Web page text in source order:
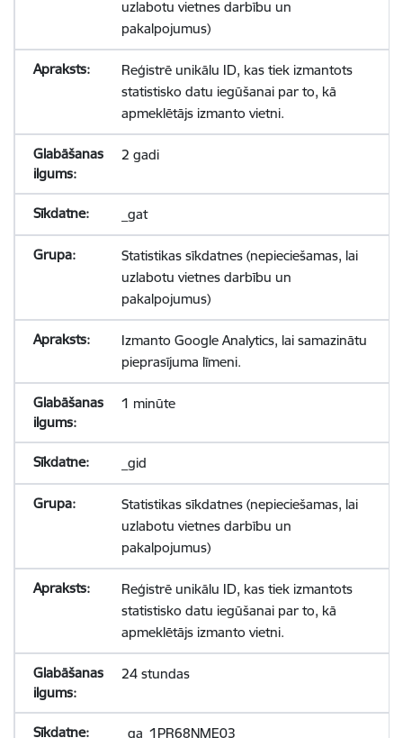
uzlabotu vietnes darbību un
pakalpojumus)
Reģistrē unikālu ID, kas tiek izmantots
statistisko datu iegūšanai par to, kā
apmeklētājs izmanto vietni.
2 gadi
_gat
Statistikas sīkdatnes (nepieciešamas, lai
uzlabotu vietnes darbību un
pakalpojumus)
Izmanto Google Analytics, lai samazinātu
pieprasījuma līmeni.
1 minūte
_gid
Statistikas sīkdatnes (nepieciešamas, lai
uzlabotu vietnes darbību un
pakalpojumus)
Reģistrē unikālu ID, kas tiek izmantots
statistisko datu iegūšanai par to, kā
apmeklētājs izmanto vietni.
24 stundas
_ga_1PR68NME03